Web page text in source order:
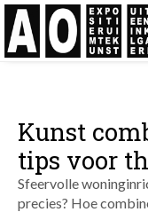
Kunst
tips voor
Sfeervolle
precies? Hoe